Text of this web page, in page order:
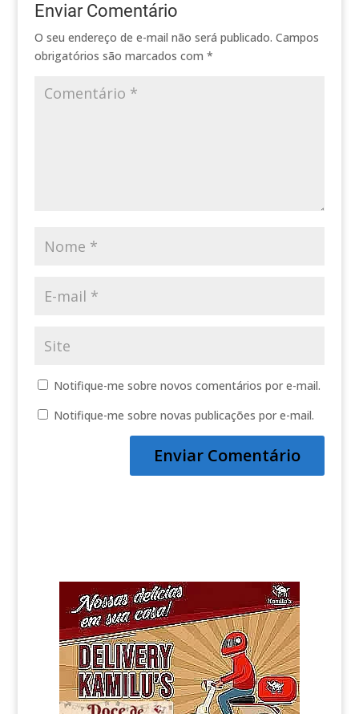
Enviar Comentário
O seu endereço de e-mail não será publicado. Campos
obrigatórios são marcados com *
Notifique-me sobre novos comentários por e-mail.
Notifique-me sobre novas publicações por e-mail.